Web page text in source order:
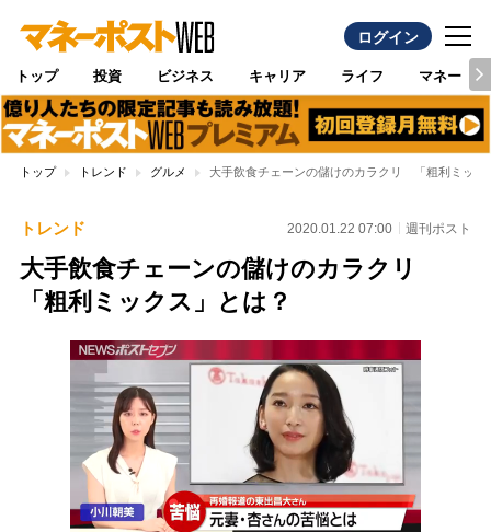
ログイン
トップ 投資 ビジネス キャリア ライフ マネー
トップ トレンド グルメ 大手飲食チェーンの儲けのカラクリ 「粗利ミック
トレンド 2020.01.22 07:00 週刊ポスト
大手飲食チェーンの儲けのカラクリ
「粗利ミックス」とは？